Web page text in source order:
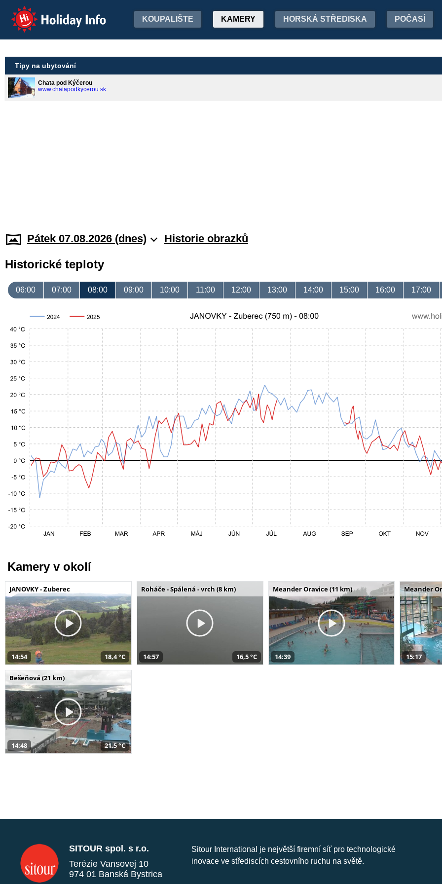
Holiday Info KOUPALIŠTE KAMERY HORSKÁ STŘEDISKA POČASÍ
Tipy na ubytování
Chata pod Kýčerou
www.chatapodkycerou.sk
Pátek 07.08.2026 (dnes) Historie obrazků
Historické teploty
06:00 07:00 08:00 09:00 10:00 11:00 12:00 13:00 14:00 15:00 16:00 17:00
Kamery v okolí
JANOVKY - Zuberec
14:54 18,4 °C
Roháče - Spálená - vrch (8 km)
14:57 16,5 °C
Meander Oravice (11 km)
14:39
Meander
15:17
Bešeňová (21 km)
14:48 21,5 °C
SITOUR spol. s r.o.
Terézie Vansovej 10
974 01 Banská Bystrica
Sitour International je největší firemní síť pro technologické
inovace ve střediscích cestovního ruchu na světě.